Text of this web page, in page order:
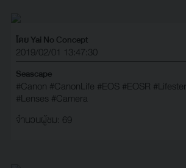
โดย Yai No Concept
2019/02/01 13:47:30
Seascape
#Canon #CanonLife #EOS #EOSR #Lifester
#Lenses #Camera
จำนวนผู้ชม: 69